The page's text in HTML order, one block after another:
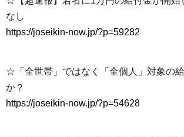
なし
https://joseikin-now.jp/?p=59282
☆「全世帯」ではなく「全個人」対象の
か？
https://joseikin-now.jp/?p=54628